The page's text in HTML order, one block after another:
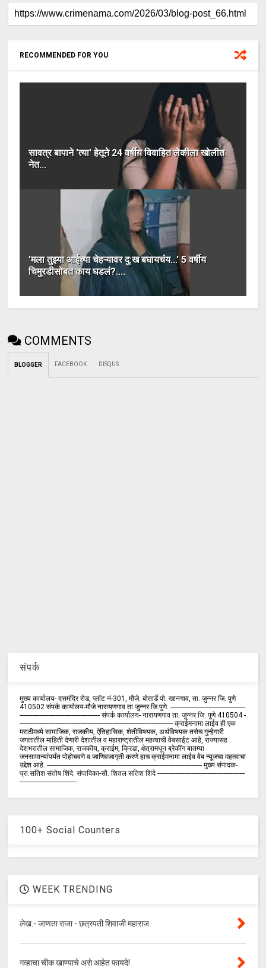
RECOMMENDED FOR YOU
सावत्र बापाने 'त्या' हेतूने 24 वर्षीय विवाहित लेकीला खोलीत
नेत...
'मला तुझ्या आईच्या चेहऱ्यावर दु:ख बघायचंय...' 5 वर्षीय
चिमुरडीसोबत काय घडलं?....
COMMENTS
BLOGGER FACEBOOK DISQUS
संपर्क
मुख्य कार्यालय- दत्तमंदिर रोड, प्लॉट नं-301, मौजे. बोतार्डे पो. खानगाव, ता. जुन्नर जि. पुणे
410502 संपर्क कार्य‍ालय-मौजे नारायणगाव ता.जुन्नर जि.पुणे. ------------------------------------------
--------------------------------------------- संपर्क कार्यालय- नारायणगाव ता. जुन्नर जि. पुणे 410504 -
-------------------------------------------------------------------------------------- क्राईमनामा लाईव ही एक
मराठीमध्ये सामाजिक, राजकीय, ऐतिहासिक, शेतीविषयक, अर्थविषयक तसेच गुन्हेगारी
जगतातील माहिती देणारी देशातील व महाराष्ट्रातील महत्वाची वेबसाईट आहे, राज्यासह
देशभरातील सामाजिक, राजकीय, क्राईम, क्रिडा, क्षेत्रामधून ब्रेकींग बातम्या
जनसामान्यांपर्यंत पोहोचवणे व जाणिवजागृती करणे हाच क्राईमनामा लाईव वेब न्यूजचा महत्वाचा
उद्देश आहे. --------------------------------------------------------------------------------------- मुख्य संपादक-
प्रा.सतिश संतोष शिंदे. संपादिका-सौ. शितल सतिश शिंदे -------------------------------------------------
--------------------------------
100+ Social Counters
WEEK TRENDING
लेख:- जाणता राजा - छत्रपती शिवाजी महाराज.
गव्हाचा चीक खाण्याचे असे आहेत फायदे!